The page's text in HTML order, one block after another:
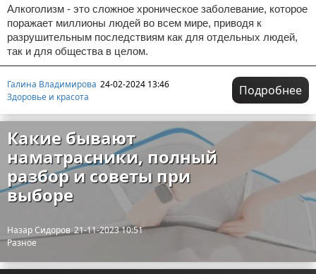
Алкоголизм - это сложное хроническое заболевание, которое
поражает миллионы людей во всем мире, приводя к
разрушительным последствиям как для отдельных людей,
так и для общества в целом.
Галина Владимирова 24-02-2024 13:46
Здоровье и красота
Подробнее
Какие бывают
наматрасники, полный
разбор и советы при
выборе
Назар Сидоров 21-11-2023 10:51
Разное